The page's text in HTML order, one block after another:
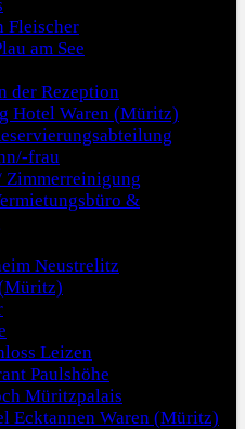
Fleischer
am See
der Rezeption
Hotel Waren (Müritz)
frau
Zimmerreinigung
&
Neustrelitz
Leizen
Paulshöhe
Müritzpalais
Ecktannen Waren (Müritz)